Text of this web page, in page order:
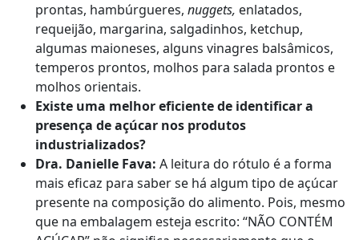
prontas, hambúrgueres, nuggets, enlatados,
requeijão, margarina, salgadinhos, ketchup,
algumas maioneses, alguns vinagres balsâmicos,
temperos prontos, molhos para salada prontos e
molhos orientais.
Existe uma melhor eficiente de identificar a
presença de açúcar nos produtos
industrializados?
Dra. Danielle Fava: A leitura do rótulo é a forma
mais eficaz para saber se há algum tipo de açúcar
presente na composição do alimento. Pois, mesmo
que na embalagem esteja escrito: “NÃO CONTÉM